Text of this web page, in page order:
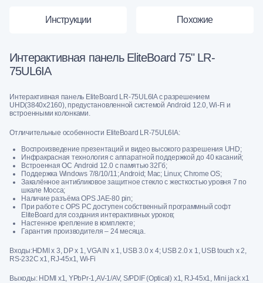
Инструкции Похожие
Интерактивная панель EliteBoard 75" LR-
75UL6IA
Интерактивная панель EliteBoard LR-75UL6IA с разрешением
UHD(3840x2160), предустановленной системой Android 12.0, Wi-Fi и
встроенными колонками.
Отличительные особенности EliteBoard LR-75UL6IA:
Воспроизведение презентаций и видео высокого разрешения UHD;
Инфракрасная технология с аппаратной поддержкой до 40 касаний;
Встроенная ОС Android 12.0 c памятью 32Гб;
Поддержка Windows 7/8/10/11; Android; Mac; Linux; Chrome OS;
Закалённое антибликовое защитное стекло с жесткостью уровня 7 по
шкале Мосса;
Наличие разъёма OPS JAE-80 pin;
При работе с OPS PC доступен собственный программный софт
EliteBoard для создания интерактивных уроков;
Настенное крепление в комплекте;
Гарантия производителя – 24 месяца.
Входы:HDMI x 3, DP x 1, VGA IN x 1, USB 3.0 x 4; USB 2.0 x 1, USB touch x 2,
RS-232C x1, RJ-45x1, Wi-Fi
Выходы: HDMI x1, YPbPr-1,AV-1/AV, S/PDIF (Optical) x1, RJ-45x1, Mini jack x1